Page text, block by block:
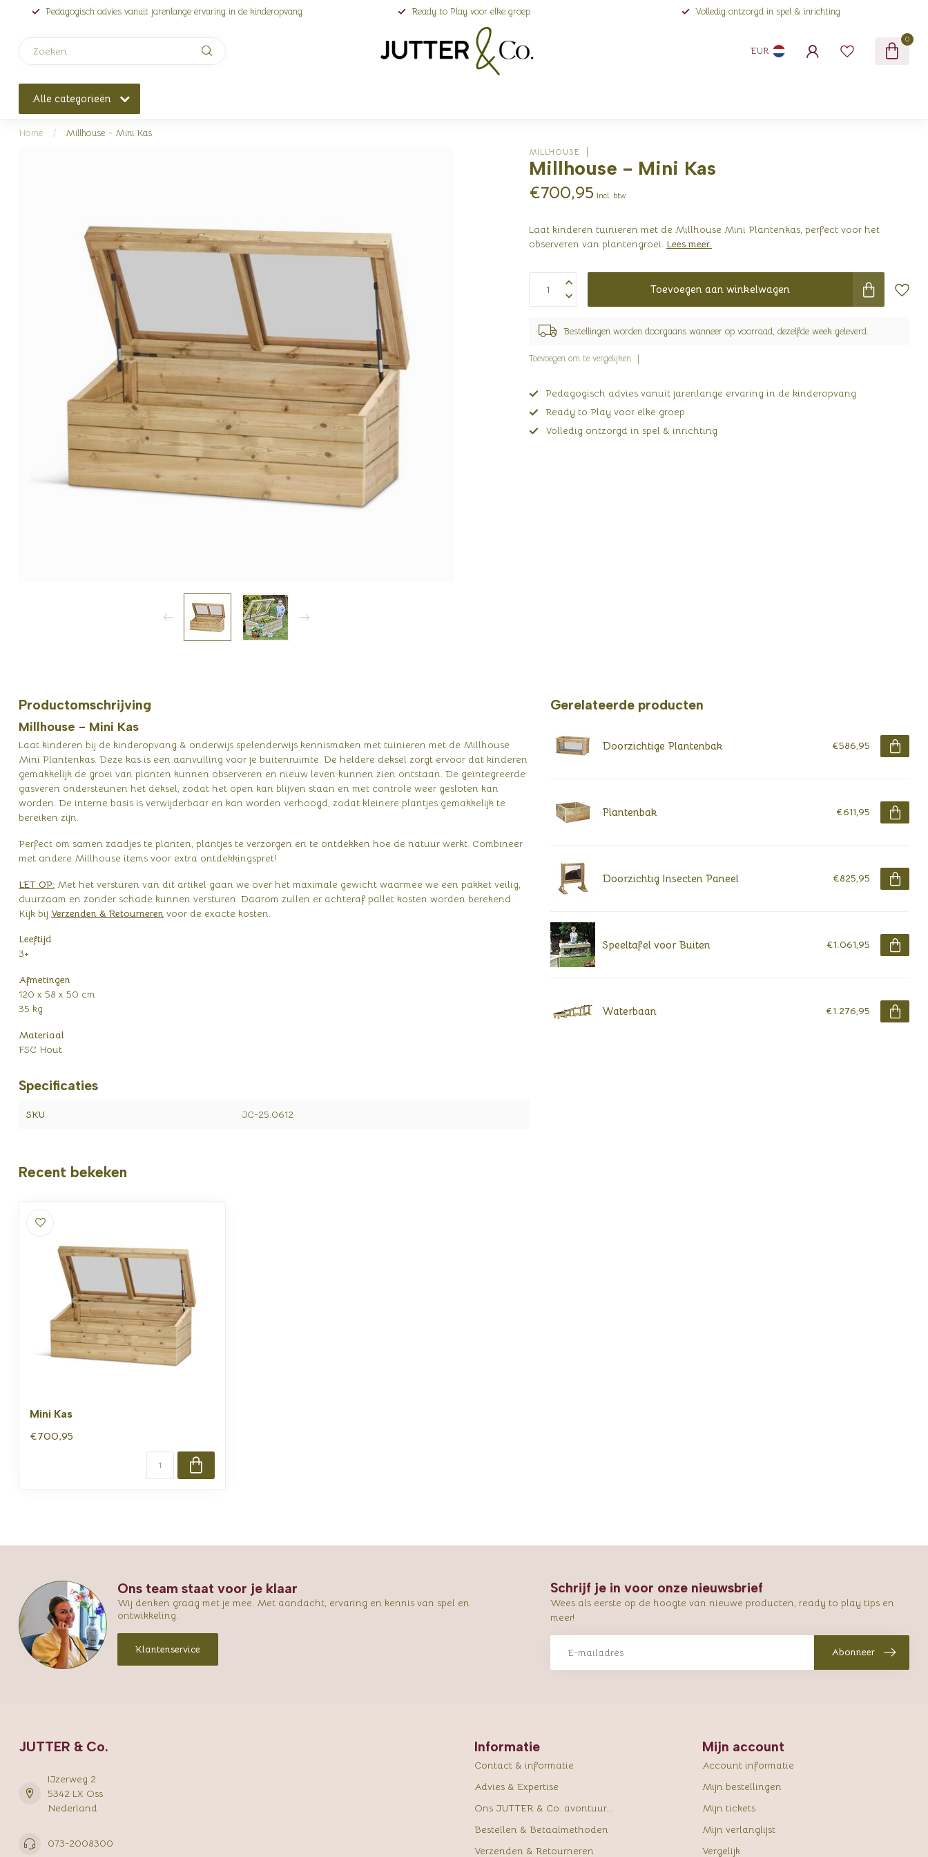
Pedagogisch advies vanuit jarenlange ervaring in de kinderopvang Ready to Play voor elke groep Volledig ontzorgd in spel & inrichting
EUR
0
Alle categorieën
Home / Millhouse - Mini Kas
MILLHOUSE
Millhouse - Mini Kas
€700,95 Incl. btw
Laat kinderen tuinieren met de Millhouse Mini Plantenkas, perfect voor het
observeren van plantengroei. Lees meer.
Toevoegen aan winkelwagen
Bestellingen worden doorgaans wanneer op voorraad, dezelfde week geleverd.
Toevoegen om te vergelijken
Pedagogisch advies vanuit jarenlange ervaring in de kinderopvang
Ready to Play voor elke groep
Volledig ontzorgd in spel & inrichting
Productomschrijving
Millhouse - Mini Kas
Laat kinderen bij de kinderopvang & onderwijs spelenderwijs kennismaken met tuinieren met de Millhouse
Mini Plantenkas. Deze kas is een aanvulling voor je buitenruimte. De heldere deksel zorgt ervoor dat kinderen
gemakkelijk de groei van planten kunnen observeren en nieuw leven kunnen zien ontstaan. De geïntegreerde
gasveren ondersteunen het deksel, zodat het open kan blijven staan en met controle weer gesloten kan
worden. De interne basis is verwijderbaar en kan worden verhoogd, zodat kleinere plantjes gemakkelijk te
bereiken zijn.
Perfect om samen zaadjes te planten, plantjes te verzorgen en te ontdekken hoe de natuur werkt. Combineer
met andere Millhouse items voor extra ontdekkingspret!
LET OP: Met het versturen van dit artikel gaan we over het maximale gewicht waarmee we een pakket veilig,
duurzaam en zonder schade kunnen versturen. Daarom zullen er achteraf pallet kosten worden berekend.
Kijk bij Verzenden & Retourneren voor de exacte kosten.
Leeftijd
3+
Afmetingen
120 x 58 x 50 cm
35 kg
Materiaal
FSC Hout
Specificaties
SKU JC-25.0612
Gerelateerde producten
Doorzichtige Plantenbak €586,95
Plantenbak €611,95
Doorzichtig Insecten Paneel €825,95
Speeltafel voor Buiten €1.061,95
Waterbaan €1.276,95
Recent bekeken
Mini Kas
€700,95
Ons team staat voor je klaar
Wij denken graag met je mee. Met aandacht, ervaring en kennis van spel en
ontwikkeling.
Klantenservice
Schrijf je in voor onze nieuwsbrief
Wees als eerste op de hoogte van nieuwe producten, ready to play tips en
meer!
Abonneer
JUTTER & Co.
IJzerweg 2
5342 LX Oss
Nederland
073-2008300
Informatie
Contact & informatie
Advies & Expertise
Ons JUTTER & Co. avontuur...
Bestellen & Betaalmethoden
Verzenden & Retourneren
Mijn account
Account informatie
Mijn bestellingen
Mijn tickets
Mijn verlanglijst
Vergelijk